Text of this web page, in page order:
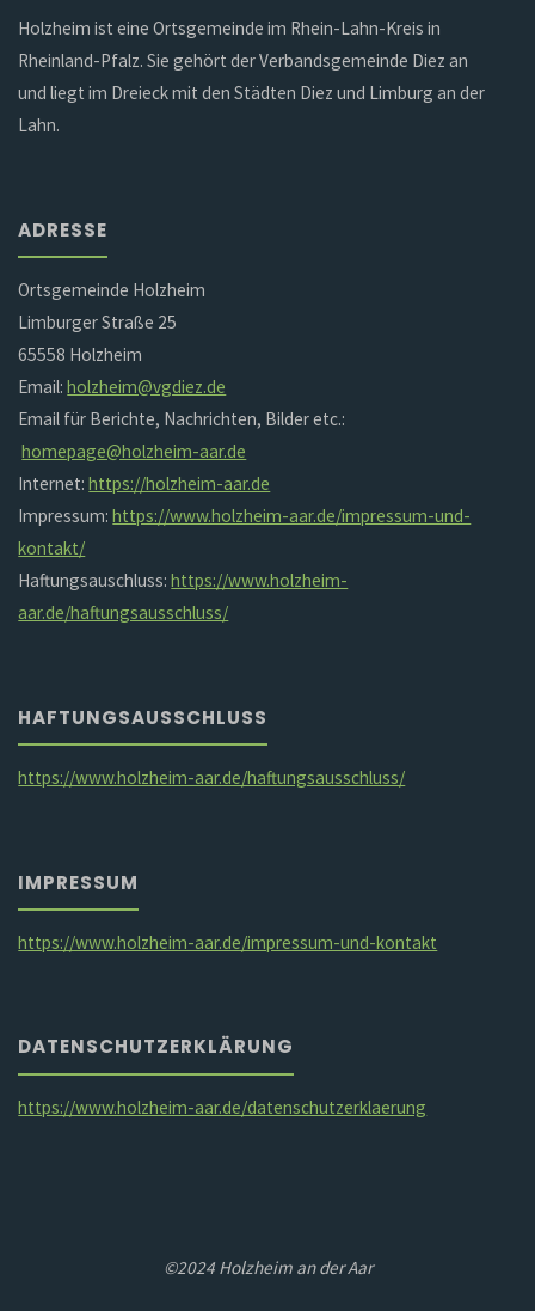
Holzheim ist eine Ortsgemeinde im Rhein-Lahn-Kreis in
Rheinland-Pfalz. Sie gehört der Verbandsgemeinde Diez an
und liegt im Dreieck mit den Städten Diez und Limburg an der
Lahn.
ADRESSE
Ortsgemeinde Holzheim
Limburger Straße 25
65558 Holzheim
Email:holzheim@vgdiez.de
Email für Berichte, Nachrichten, Bilder etc.:
homepage@holzheim-aar.de
Internet:https://holzheim-aar.de
Impressum:https://www.holzheim-aar.de/impressum-und-
kontakt/
Haftungsauschluss:https://www.holzheim-
aar.de/haftungsausschluss/
HAFTUNGSAUSSCHLUSS
https://www.holzheim-aar.de/haftungsausschluss/
IMPRESSUM
https://www.holzheim-aar.de/impressum-und-kontakt
DATENSCHUTZERKLÄRUNG
https://www.holzheim-aar.de/datenschutzerklaerung
©2024 Holzheim an der Aar